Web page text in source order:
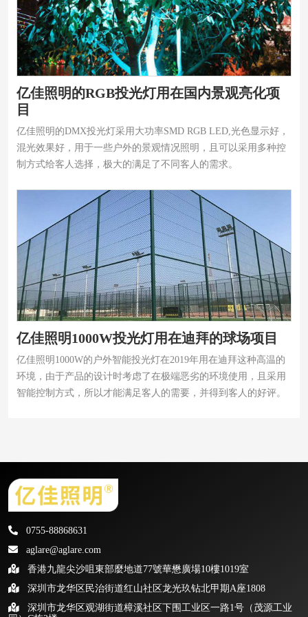
亿佳照明的RGB投光灯用在国内景观亮化项
目
亿佳照明的DMX投光灯采用大功率SMD RGB LED,光色显示好，
混光效果好，用于一些户外的景观情况照明，且可以采用多种控
制方式给客人选择，极大的满足了不同客人的需求。
亿佳照明1000W投光灯用在迪拜的球场项目
亿佳照明1000W的户外智能投光灯在2019年用在迪拜这种高温的
环境，由于产品的设计时考虑了在极端恶劣的环境使用，且采用
智能控制方式，所以才能满足客人的需要，并得到客人的好评。
0755-88868631
aglare@aglare.com
香港九龍尖沙咀東部麼地道77號華懋廣場10樓1019室
深圳市龙华区民治街道红山社区龙光玖钻北甲期A座1808
深圳市龙华区观湖街道樟溪社区下围工业区一路1号（茂源工业